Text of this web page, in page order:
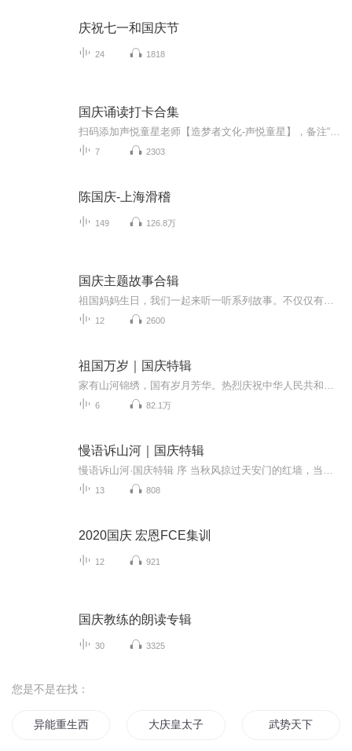
庆祝七一和国庆节
24 1818
国庆诵读打卡合集
7 2303
陈国庆-上海滑稽
149 126.8万
国庆主题故事合辑
12 2600
祖国万岁｜国庆特辑
6 82.1万
慢语诉山河｜国庆特辑
13 808
2020国庆 宏恩FCE集训
12 921
国庆教练的朗读专辑
30 3325
您是不是在找：
异能重生西门庆 大庆皇太子 武势天下